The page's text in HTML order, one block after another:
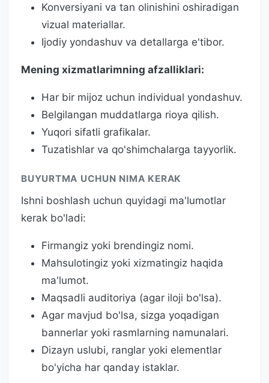
Konversiyani va tan olinishini oshiradigan
vizual materiallar.
Ijodiy yondashuv va detallarga e'tibor.
Mening xizmatlarimning afzalliklari:
Har bir mijoz uchun individual yondashuv.
Belgilangan muddatlarga rioya qilish.
Yuqori sifatli grafikalar.
Tuzatishlar va qo'shimchalarga tayyorlik.
BUYURTMA UCHUN NIMA KERAK
Ishni boshlash uchun quyidagi ma'lumotlar
kerak bo'ladi:
Firmangiz yoki brendingiz nomi.
Mahsulotingiz yoki xizmatingiz haqida
ma'lumot.
Maqsadli auditoriya (agar iloji bo'lsa).
Agar mavjud bo'lsa, sizga yoqadigan
bannerlar yoki rasmlarning namunalari.
Dizayn uslubi, ranglar yoki elementlar
bo'yicha har qanday istaklar.